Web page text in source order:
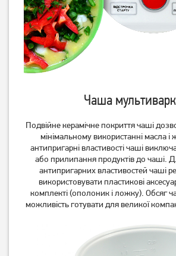
3 399грн
5 249грн
Мультиварка Ardesto MC-
X45CH
530-G
1 729
Чаша
Подвійне керамічне покриття чаші
мінімальному використанні масла і
антипригарні властивості чаші
або прилипання продуктів до чаші.
антипригарних властивостей чаші
використовувати пластикові
комплекті (ополоник і ложку). Обсяг
можливість готувати для великої